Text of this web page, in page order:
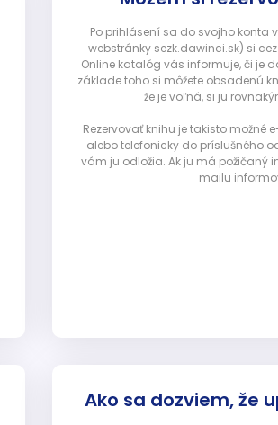
Po prihlásení sa do svojho
webstránky sezk.dawinci.sk) si
Online katalóg vás informuje, či je
základe toho si môžete obsadenú
že je voľná, si ju
Rezervovať knihu je takisto
alebo telefonicky do príslušného
vám ju odložia. Ak ju má požičaný
mailu
Ako sa dozviem, že